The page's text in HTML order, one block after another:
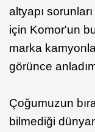
altyapı
için Komor'un
marka
görünce
Çoğumuzun
bilmediği